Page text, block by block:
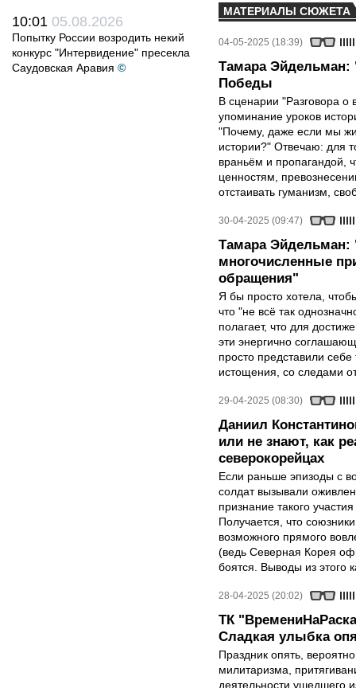
10:01 05.08.2026
Попытку России возродить некий
конкурс "Интервидение" пресекла
Саудовская Аравия ©
МАТЕРИАЛЫ СЮЖЕТА
04-05-2025 (18:39)
Тамара Эйдельман:
Победы
В сценарии "Разговора о
упоминание уроков
"Почему, даже если мы
истории?" Отвечаю: для
враньём и пропагандой,
ценностям,
отстаивать гуманизм,
30-04-2025 (09:47)
Тамара
многочисленные
обращения"
Я бы просто хотела,
что "не всё так
полагает, что для
эти энергично
просто представили
истощения, со следами
29-04-2025 (08:30)
Даниил
или не знают, как
северокорейцах
Если раньше эпизоды с
солдат вызывали
признание такого
Получается, что
возможного прямого
(ведь Северная Корея
боятся. Выводы из этого
28-04-2025 (20:02)
ТК
Сладкая улыбка
Праздник опять,
милитаризма,
деятельности ушедшего